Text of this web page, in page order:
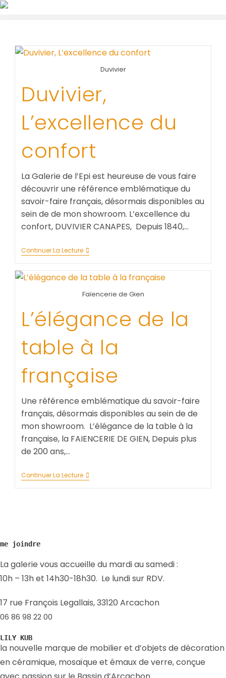
Duvivier
Duvivier,
L’excellence du
confort
La Galerie de l’Epi est heureuse de vous faire
découvrir une référence emblématique du
savoir-faire français, désormais disponibles au
sein de de mon showroom. L’excellence du
confort, DUVIVIER CANAPES, Depuis 1840,…
Continuer La Lecture
Faïencerie de Gien
L’élégance de la
table à la
française
Une référence emblématique du savoir-faire
français, désormais disponibles au sein de de
mon showroom. L’élégance de la table à la
française, la FAIENCERIE DE GIEN, Depuis plus
de 200 ans,…
Continuer La Lecture
me joindre
La galerie vous accueille du mardi au samedi :
10h – 13h et 14h30-18h30. Le lundi sur RDV.
17 rue François Legallais, 33120 Arcachon
06 86 98 22 00
LILY KUB
la nouvelle marque de mobilier et d’objets de décoration
en céramique, mosaïque et émaux de verre, conçue